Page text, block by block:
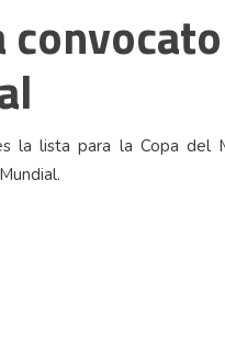
la lista para la Copa del